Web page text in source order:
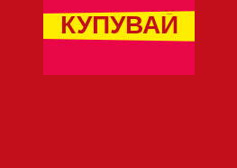
кубчета дъвка.
сами.
КУПУВАЙ